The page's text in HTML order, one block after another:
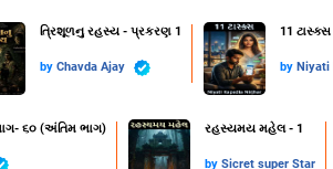
ત્રિશૂળનુ રહસ્ય - પ્રકરણ 1
by Chavda Ajay
11
by Niyati
૬૦ (અંતિમ ભાગ) રહસ્યમય મહેલ - 1
by Sicret super Star